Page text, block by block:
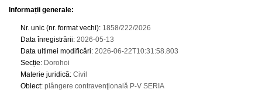
Informații generale:
Nr. unic (nr. format vechi): 1858/222/2026
Data înregistrării: 2026-05-13
Data ultimei modificări: 2026-06-22T10:31:58.803
Secție: Dorohoi
Materie juridică: Civil
Obiect: plângere contravenţională P-V SERIA